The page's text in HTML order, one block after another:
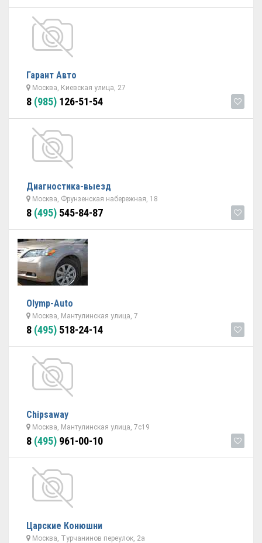
Гарант Авто
Москва, Киевская улица, 27
8 (985) 126-51-54
Диагностика-выезд
Москва, Фрунзенская набережная, 18
8 (495) 545-84-87
Olymp-Auto
Москва, Мантулинская улица, 7
8 (495) 518-24-14
Chipsaway
Москва, Мантулинская улица, 7с19
8 (495) 961-00-10
Царские Конюшни
Москва, Турчанинов переулок, 2а